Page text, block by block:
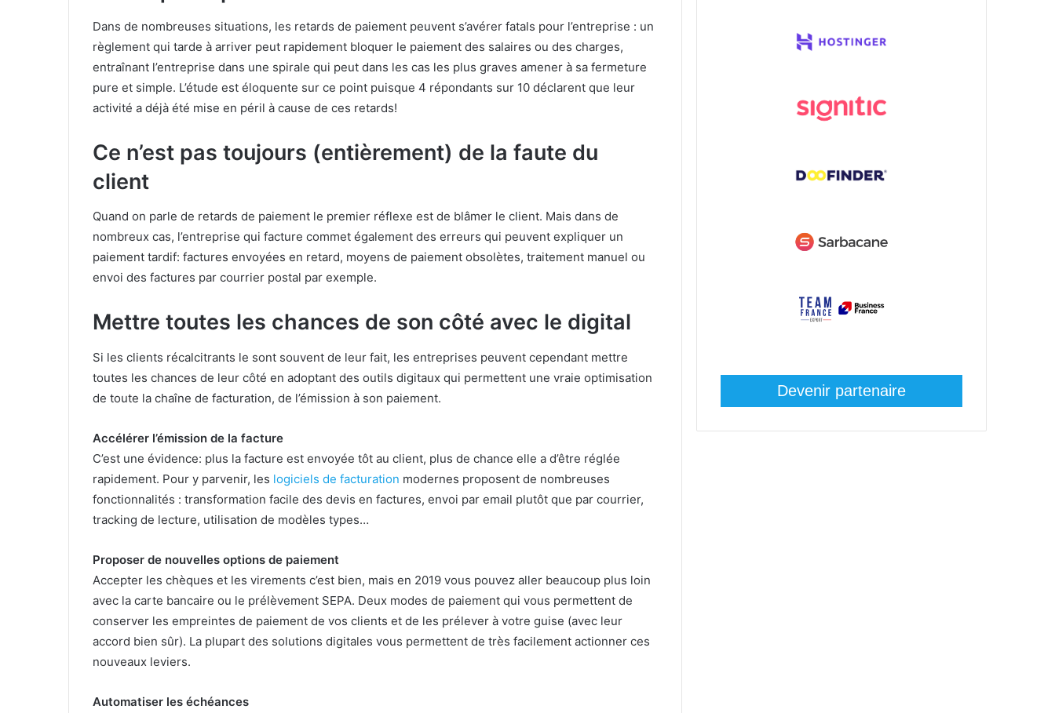
Dans de nombreuses situations, les retards de paiement peuvent s’avérer fatals pour l’entreprise : un
règlement qui tarde à arriver peut rapidement bloquer le paiement des salaires ou des charges,
entraînant l’entreprise dans une spirale qui peut dans les cas les plus graves amener à sa fermeture
pure et simple. L’étude est éloquente sur ce point puisque 4 répondants sur 10 déclarent que leur
activité a déjà été mise en péril à cause de ces retards!
Ce n’est pas toujours (entièrement) de la faute du
client
Quand on parle de retards de paiement le premier réflexe est de blâmer le client. Mais dans de
nombreux cas, l’entreprise qui facture commet également des erreurs qui peuvent expliquer un
paiement tardif: factures envoyées en retard, moyens de paiement obsolètes, traitement manuel ou
envoi des factures par courrier postal par exemple.
Mettre toutes les chances de son côté avec le digital
Si les clients récalcitrants le sont souvent de leur fait, les entreprises peuvent cependant mettre
toutes les chances de leur côté en adoptant des outils digitaux qui permettent une vraie optimisation
de toute la chaîne de facturation, de l’émission à son paiement.
Accélérer l’émission de la facture
C’est une évidence: plus la facture est envoyée tôt au client, plus de chance elle a d’être réglée
rapidement. Pour y parvenir, les logiciels de facturation modernes proposent de nombreuses
fonctionnalités : transformation facile des devis en factures, envoi par email plutôt que par courrier,
tracking de lecture, utilisation de modèles types…
Proposer de nouvelles options de paiement
Accepter les chèques et les virements c’est bien, mais en 2019 vous pouvez aller beaucoup plus loin
avec la carte bancaire ou le prélèvement SEPA. Deux modes de paiement qui vous permettent de
conserver les empreintes de paiement de vos clients et de les prélever à votre guise (avec leur
accord bien sûr). La plupart des solutions digitales vous permettent de très facilement actionner ces
nouveaux leviers.
Automatiser les échéances
Devenir partenaire